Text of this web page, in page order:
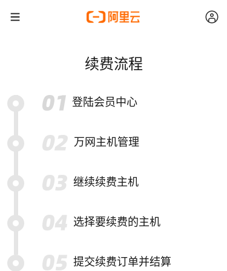
续费流程
登陆会员中心
万网主机管理
继续续费主机
选择要续费的主机
提交续费订单并结算